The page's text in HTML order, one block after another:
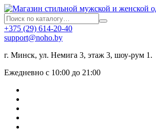
+375 (29) 614-20-40
support@noho.by
г. Минск, ул. Немига 3, этаж 3, шоу-рум 1.
Ежедневно с 10:00 до 21:00